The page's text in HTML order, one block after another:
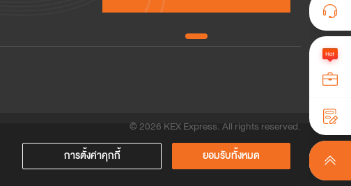
© 2026 KEX Express. All rights reserved.
การตั้งค่าคุกกี้ ยอมรับทั้งหมด